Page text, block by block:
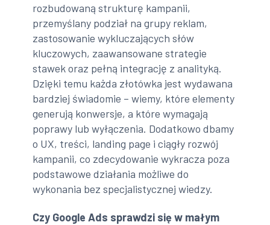
rozbudowaną strukturę kampanii,
przemyślany podział na grupy reklam,
zastosowanie wykluczających słów
kluczowych, zaawansowane strategie
stawek oraz pełną integrację z analityką.
Dzięki temu każda złotówka jest wydawana
bardziej świadomie – wiemy, które elementy
generują konwersje, a które wymagają
poprawy lub wyłączenia. Dodatkowo dbamy
o UX, treści, landing page i ciągły rozwój
kampanii, co zdecydowanie wykracza poza
podstawowe działania możliwe do
wykonania bez specjalistycznej wiedzy.
Czy Google Ads sprawdzi się w małym